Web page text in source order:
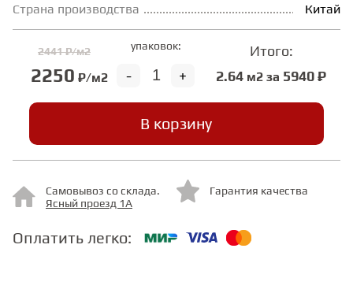
ИСКУССТВЕННАЯ ТРАВА
ИНЖЕНЕРНЫЙ МОДУЛЬ
ФАНЕРА
МИНЕРАЛЬНО-КАМЕННЫЙ
Страна производства
Китай
2441 ₽/м2
2250 ₽/м2
упаковок:
+
-
Итого:
2.64 м2 за 5940 ₽
В корзину
Самовывоз со склада.
Ясный проезд 1А
Гарантия качества
Оплатить легко: